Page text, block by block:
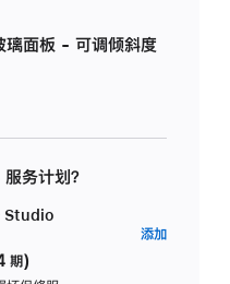
面板 - 可调倾斜度
务计划？
Studio
期)
添加